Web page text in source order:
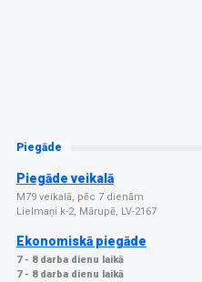
Piegāde
Piegāde veikalā
M79 veikalā, pēc 7 dienām
Lielmaņi k-2, Mārupē, LV-2167
Ekonomiskā piegāde
7 - 8 darba dienu laikā
7 - 8 darba dienu laikā